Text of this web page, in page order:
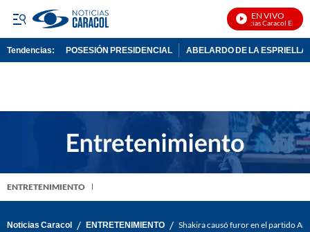
EN VIVO
Noticias Caracol En Vivo
Tendencias: POSESIÓN PRESIDENCIAL ABELARDO DE LA ESPRIELLA
ENTRETENIMIENTO
Noticias Caracol / ENTRETENIMIENTO / Shakira causó furor en el partido